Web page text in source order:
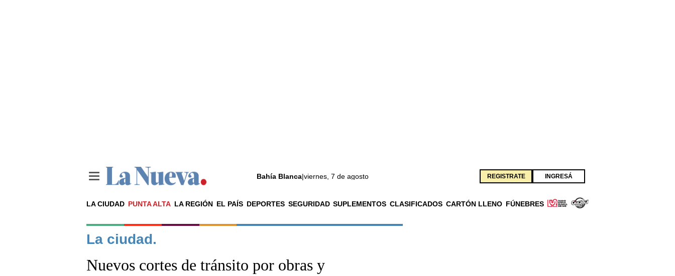
Bahía Blanca|viernes, 7 de agosto REGISTRATE INGRESÁ
LA CIUDAD PUNTA ALTA LA REGIÓN EL PAÍS DEPORTES SEGURIDAD SUPLEMENTOS CLASIFICADOS CARTÓN LLENO FÚNEBRES
Noticias
La ciudad
El país
La ciudad.
Nuevos cortes de tránsito por obras y